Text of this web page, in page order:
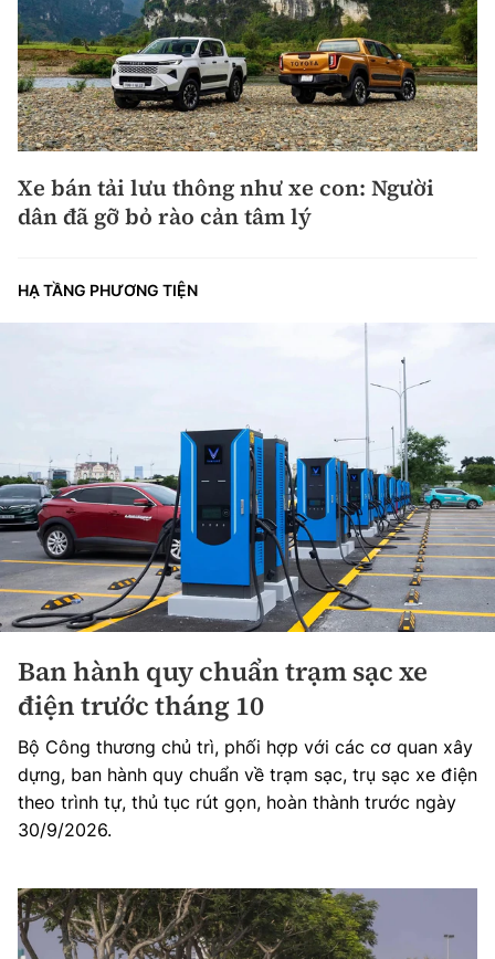
Xe bán tải lưu thông như xe con: Người
dân đã gỡ bỏ rào cản tâm lý
HẠ TẦNG PHƯƠNG TIỆN
Ban hành quy chuẩn trạm sạc xe
điện trước tháng 10
Bộ Công thương chủ trì, phối hợp với các cơ quan xây
dựng, ban hành quy chuẩn về trạm sạc, trụ sạc xe điện
theo trình tự, thủ tục rút gọn, hoàn thành trước ngày
30/9/2026.